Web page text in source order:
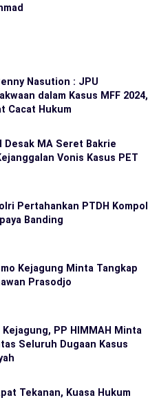
Nasution : JPU
dalam Kasus MFF 2024,
Cacat Hukum
Desak MA Seret Bakrie
Vonis Kasus PET
Pertahankan PTDH Kompol
Banding
Kejagung Minta Tangkap
Prasodjo
Kejagung, PP HIMMAH Minta
Seluruh Dugaan Kasus
Tekanan, Kuasa Hukum